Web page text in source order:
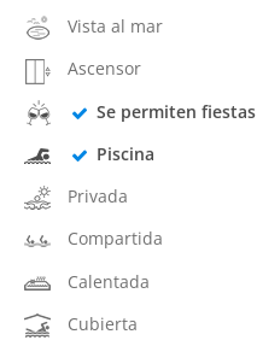
Vista al mar
Ascensor
Se permiten fiestas
Piscina
Privada
Compartida
Calentada
Cubierta